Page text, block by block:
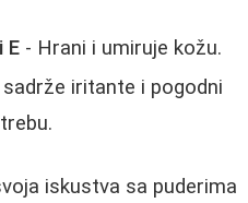
E - Hrani i umiruje kožu.
sadrže iritante i pogodni
iskustva sa puderima